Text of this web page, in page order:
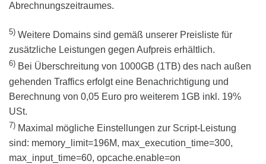
Abrechnungszeitraumes.
5) Weitere Domains sind gemäß unserer Preisliste für
zusätzliche Leistungen gegen Aufpreis erhältlich.
6) Bei Überschreitung von 1000GB (1TB) des nach außen
gehenden Traffics erfolgt eine Benachrichtigung und
Berechnung von 0,05 Euro pro weiterem 1GB inkl. 19%
USt.
7) Maximal mögliche Einstellungen zur Script-Leistung
sind: memory_limit=196M, max_execution_time=300,
max_input_time=60, opcache.enable=on